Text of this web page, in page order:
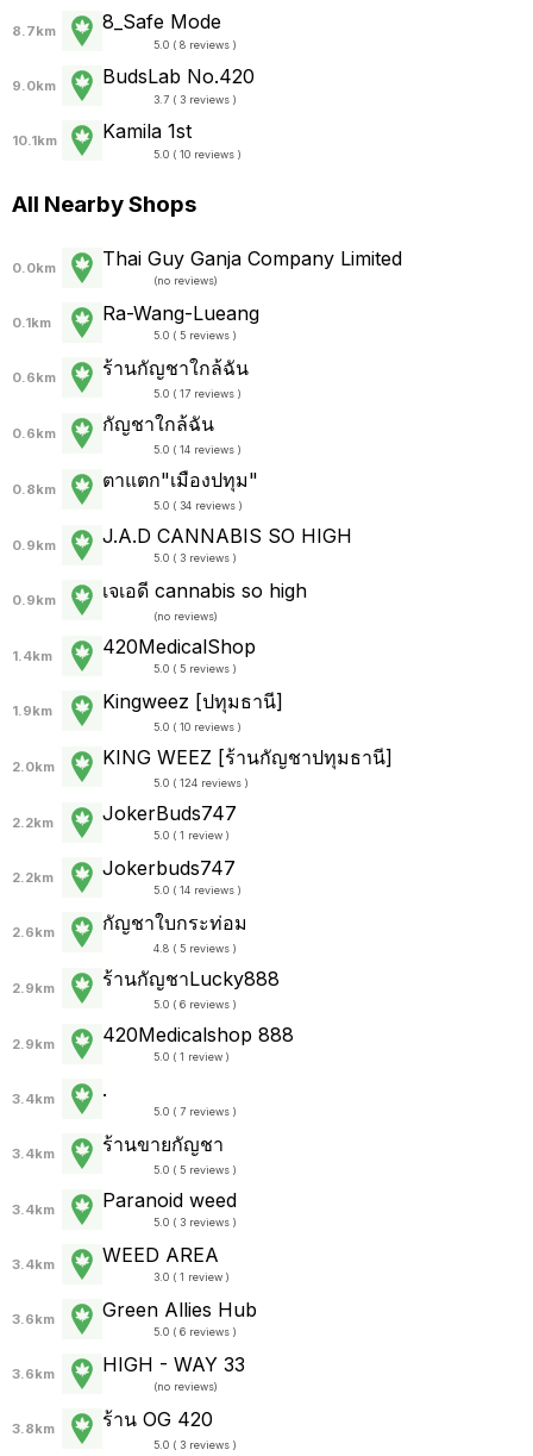
8.7km 8_Safe Mode
5.0 ( 8 reviews )
9.0km BudsLab No.420
3.7 ( 3 reviews )
10.1km Kamila 1st
5.0 ( 10 reviews )
All Nearby Shops
0.0km Thai Guy Ganja Company Limited
(no reviews)
0.1km Ra-Wang-Lueang
5.0 ( 5 reviews )
0.6km ร้านกัญชาใกล้ฉัน
5.0 ( 17 reviews )
0.6km กัญชาใกล้ฉัน
5.0 ( 14 reviews )
0.8km ตาแตก"เมืองปทุม"
5.0 ( 34 reviews )
0.9km J.A.D CANNABIS SO HIGH
5.0 ( 3 reviews )
0.9km เจเอดี cannabis so high
(no reviews)
1.4km 420MedicalShop
5.0 ( 5 reviews )
1.9km Kingweez [ปทุมธานี]
5.0 ( 10 reviews )
2.0km KING WEEZ [ร้านกัญชาปทุมธานี]
5.0 ( 124 reviews )
2.2km JokerBuds747
5.0 ( 1 review )
2.2km Jokerbuds747
5.0 ( 14 reviews )
2.6km กัญชาใบกระท่อม
4.8 ( 5 reviews )
2.9km ร้านกัญชาLucky888
5.0 ( 6 reviews )
2.9km 420Medicalshop 888
5.0 ( 1 review )
3.4km .
5.0 ( 7 reviews )
3.4km ร้านขายกัญชา
5.0 ( 5 reviews )
3.4km Paranoid weed
5.0 ( 3 reviews )
3.4km WEED AREA
3.0 ( 1 review )
3.6km Green Allies Hub
5.0 ( 6 reviews )
3.6km HIGH - WAY 33
(no reviews)
3.8km ร้าน OG 420
5.0 ( 3 reviews )